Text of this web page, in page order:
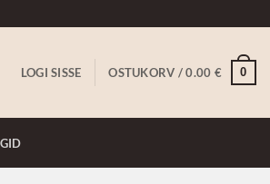
LOGI SISSE OSTUKORV /0.00 € 0